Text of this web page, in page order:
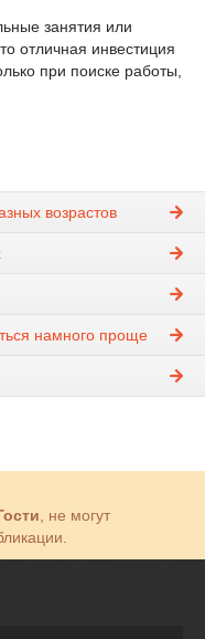
занятия или
отличная инвестиция
при поиске работы,
возрастов
намного проще
, не могут